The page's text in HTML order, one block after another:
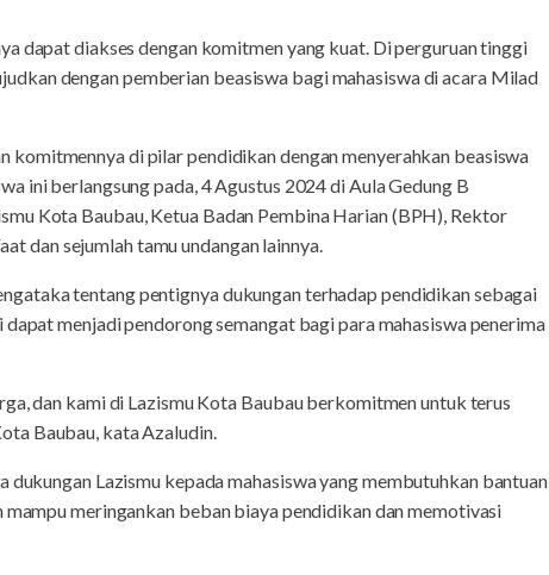
dapat diakses dengan komitmen yang kuat. Di perguruan tinggi
dengan pemberian beasiswa bagi mahasiswa di acara Milad
di pilar pendidikan dengan menyerahkan beasiswa
ini berlangsung pada, 4 Agustus 2024 di Aula Gedung B
Kota Baubau, Ketua Badan Pembina Harian (BPH), Rektor
dan sejumlah tamu undangan lainnya.
tentang pentignya dukungan terhadap pendidikan sebagai
menjadi pendorong semangat bagi para mahasiswa penerima
dan kami di Lazismu Kota Baubau berkomitmen untuk terus
Baubau, kata Azaludin.
Lazismu kepada mahasiswa yang membutuhkan bantuan
meringankan beban biaya pendidikan dan memotivasi